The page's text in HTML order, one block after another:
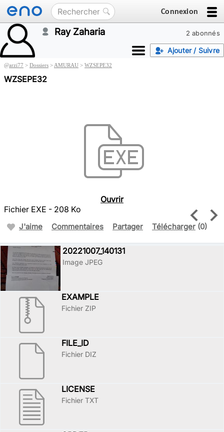
Connexion
2 abonnés
Ray Zaharia
Ajouter / Suivre
@arzi77 > Dossiers > AMURAU > WZSEPE32
WZSEPE32
Ouvrir
Fichier EXE - 208 Ko
J'aime Commentaires Partager Télécharger (0)
20221007_140131
Image JPEG
EXAMPLE
Fichier ZIP
FILE_ID
Fichier DIZ
LICENSE
Fichier TXT